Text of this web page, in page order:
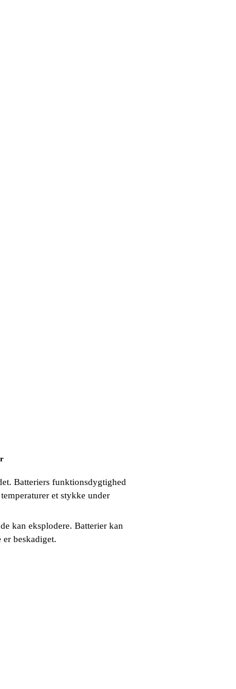
Batteriers funktionsdygtighed
et stykke under
kan eksplodere. Batterier kan
er beskadiget.